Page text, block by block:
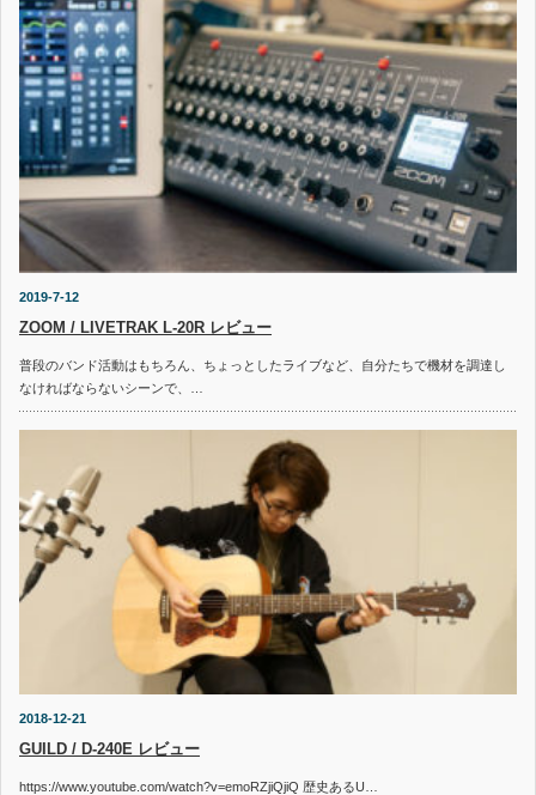
2019-7-12
ZOOM / LIVETRAK L-20R レビュー
普段のバンド活動はもちろん、ちょっとしたライブなど、自分たちで機材を調達し
なければならないシーンで、…
2018-12-21
GUILD / D-240E レビュー
https://www.youtube.com/watch?v=emoRZjiQjiQ 歴史あるU…